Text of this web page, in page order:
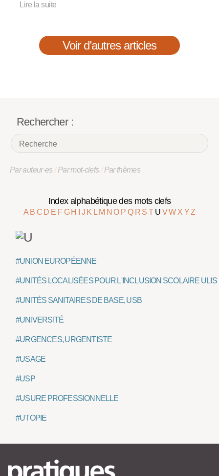
Lire la suite
Voir d’autres articles
Rechercher :
Par auteur·es/Par mot-clefs/Par thèmes
Index alphabétique des mots clefs
A B C D E F G H J K L M NO P Q R ST U VW X YZ
#UNION EUROPÉENNE
#UNITÉS LOCALISÉES POUR L'INCLUSION SCOLAIRE ULIS
#UNITÉS SANITAIRES DE BASE, USB
#UNIVERSITÉ
#URGENCES, URGENTISTE
#USAGE
#USP
#USURE PROFESSIONNELLE
#UTOPIE